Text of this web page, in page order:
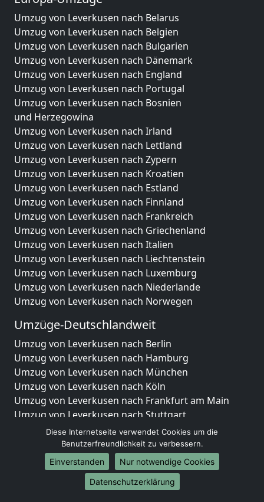
Umzug von Leverkusen nach Belarus
Umzug von Leverkusen nach Belgien
Umzug von Leverkusen nach Bulgarien
Umzug von Leverkusen nach Dänemark
Umzug von Leverkusen nach England
Umzug von Leverkusen nach Portugal
Umzug von Leverkusen nach Bosnien
und Herzegowina
Umzug von Leverkusen nach Irland
Umzug von Leverkusen nach Lettland
Umzug von Leverkusen nach Zypern
Umzug von Leverkusen nach Kroatien
Umzug von Leverkusen nach Estland
Umzug von Leverkusen nach Finnland
Umzug von Leverkusen nach Frankreich
Umzug von Leverkusen nach Griechenland
Umzug von Leverkusen nach Italien
Umzug von Leverkusen nach Liechtenstein
Umzug von Leverkusen nach Luxemburg
Umzug von Leverkusen nach Niederlande
Umzug von Leverkusen nach Norwegen
Umzüge-Deutschlandweit
Umzug von Leverkusen nach Berlin
Umzug von Leverkusen nach Hamburg
Umzug von Leverkusen nach München
Umzug von Leverkusen nach Köln
Umzug von Leverkusen nach Frankfurt am Main
Umzug von Leverkusen nach Stuttgart
Umzug von Leverkusen nach Düsseldorf
Umzug von Leverkusen nach Leipzig
Umzug von Leverkusen nach Dortmund
Umzug von Leverkusen nach Essen
Umzug von Leverkusen nach Bremen
Diese Internetseite verwendet Cookies um die
Benutzerfreundlichkeit zu verbessern.
Einverstanden
Nur notwendige Cookies
Datenschutzerklärung